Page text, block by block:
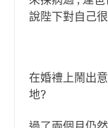
說陛下對自己
在婚禮上鬧出
地?